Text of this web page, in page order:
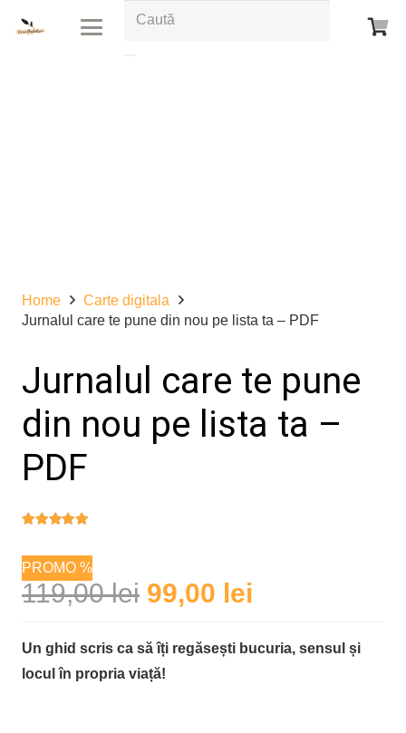
Home
Carte digitala
Jurnalul care te pune din nou pe lista ta – PDF
Jurnalul care te pune
din nou pe lista ta –
PDF
PROMO %
119,00lei Prețul
a
fost:
99,00 lei
este:
Un ghid scris ca să îți regăsești bucuria, sensul și
locul în propria viață!